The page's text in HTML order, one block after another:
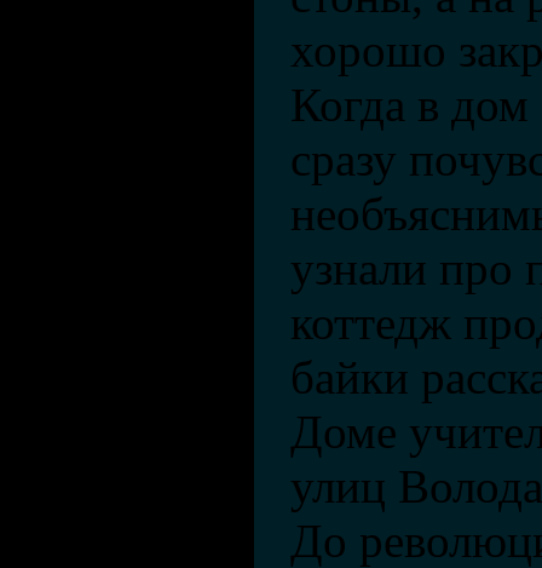
хорошо
Когда в дом
сразу
узнали про
коттедж
байки
Доме
улиц
До